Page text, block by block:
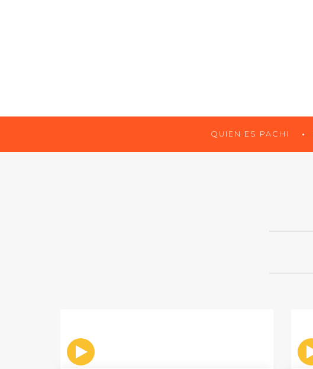
QUIEN ES PACHI